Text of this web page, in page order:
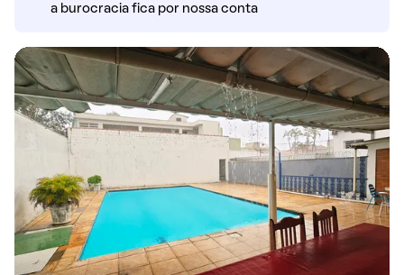
a burocracia fica por nossa conta